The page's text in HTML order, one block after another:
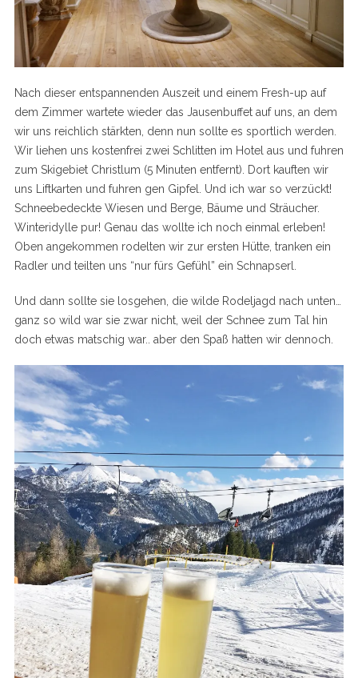
Nach dieser entspannenden Auszeit und einem Fresh-up auf
dem Zimmer wartete wieder das Jausenbuffet auf uns, an dem
wir uns reichlich stärkten, denn nun sollte es sportlich werden.
Wir liehen uns kostenfrei zwei Schlitten im Hotel aus und fuhren
zum Skigebiet Christlum (5 Minuten entfernt). Dort kauften wir
uns Liftkarten und fuhren gen Gipfel. Und ich war so verzückt!
Schneebedeckte Wiesen und Berge, Bäume und Sträucher.
Winteridylle pur! Genau das wollte ich noch einmal erleben!
Oben angekommen rodelten wir zur ersten Hütte, tranken ein
Radler und teilten uns “nur fürs Gefühl” ein Schnapserl.
Und dann sollte sie losgehen, die wilde Rodeljagd nach unten…
ganz so wild war sie zwar nicht, weil der Schnee zum Tal hin
doch etwas matschig war.. aber den Spaß hatten wir dennoch.